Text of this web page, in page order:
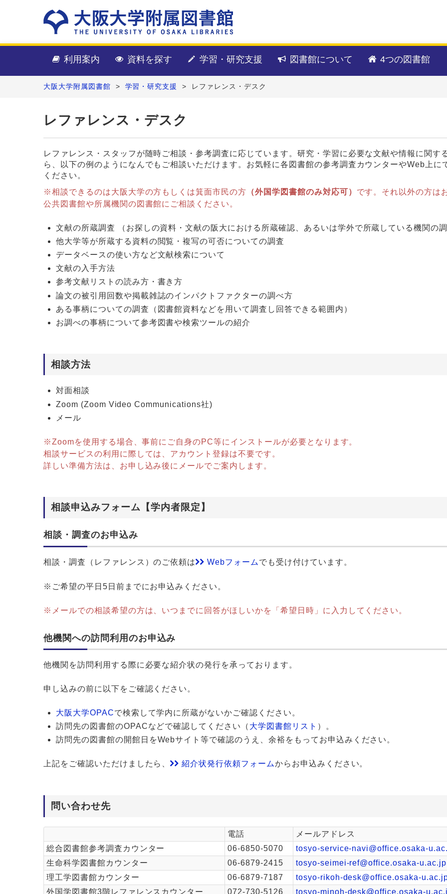
利用案内 資料を探す 学習・研究支援 図書館について 4つの図書館
大阪大学附属図書館 > 学習・研究支援 > レファレンス・デスク
レファレンス・デスク
レファレンス・スタッフが随時ご相談・参考調査に応じています。研究・学習に必要な文献や情報に関す
ら、以下の例のようになんでもご相談いただけます。お気軽に各図書館の参考調査カウンターやWeb上に
ください。
※相談できるのは大阪大学の方もしくは箕面市民の方 （外国学図書館のみ対応可） です。それ以外の方は
公共図書館や所属機関の図書館にご相談ください。
文献の所蔵調査 （お探しの資料・文献の阪大における所蔵確認、あるいは学外で所蔵している機関の
他大学等が所蔵する資料の閲覧・複写の可否についての調査
データベースの使い方など文献検索について
文献の入手方法
参考文献リストの読み方・書き方
論文の被引用回数や掲載雑誌のインパクトファクターの調べ方
ある事柄についての調査（図書館資料などを用いて調査し回答できる範囲内）
お調べの事柄について参考図書や検索ツールの紹介
相談方法
対面相談
Zoom (Zoom Video Communications社)
メール
※Zoomを使用する場合、事前にご自身のPC等にインストールが必要となります。
相談サービスの利用に際しては、アカウント登録は不要です。
詳しい準備方法は、お申し込み後にメールでご案内します。
相談申込みフォーム【学内者限定】
相談・調査のお申込み
相談・調査（レファレンス）のご依頼は Webフォーム でも受け付けています。
※ご希望の平日5日前までにお申込みください。
※メールでの相談希望の方は、いつまでに回答がほしいかを「希望日時」に入力してください。
他機関への訪問利用のお申込み
他機関を訪問利用する際に必要な紹介状の発行を承っております。
申し込みの前に以下をご確認ください。
大阪大学OPACで検索して学内に所蔵がないかご確認ください。
訪問先の図書館のOPACなどで確認してください（ 大学図書館リスト ）。
訪問先の図書館の開館日をWebサイト等で確認のうえ、余裕をもってお申込みください。
上記をご確認いただけましたら、 紹介状発行依頼フォームからお申込みください。
問い合わせ先
電話
メールアドレス
総合図書館参考調査カウンター
06-6850-5070
tosyo-service-navi@office.osaka-
生命科学図書館カウンター
06-6879-2415
tosyo-seimei-ref@office.osaka-u.ac.jp
理工学図書館カウンター
06-6879-7187
tosyo-rikoh-desk@office.osaka-
外国学図書館3階レファレンスカウンター
072-730-5126 tosyo-minoh-desk@office.osaka-